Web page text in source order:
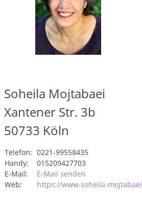
Soheila Mojtabaei
Xantener Str. 3b
50733 Köln
Telefon: 0221-99558435
Handy:
015209427703
E-Mail:
E-Mail senden
Web:
https://www.soheila-